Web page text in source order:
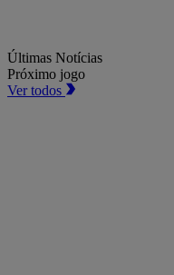
Últimas Notícias
Próximo jogo
Ver todos